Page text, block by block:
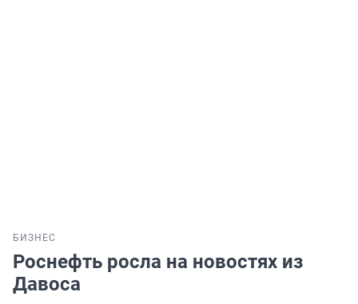
БИЗНЕС
Роснефть росла на новостях из
Давоса